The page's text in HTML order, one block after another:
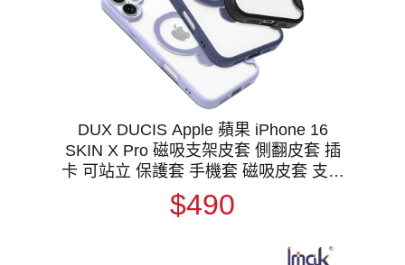
DUX DUCIS Apple 蘋果 iPhone 16
SKIN X Pro 磁吸支架皮套 側翻皮套 插
卡 可站立 保護套 手機套 磁吸皮套 支援
MagSafe
$490